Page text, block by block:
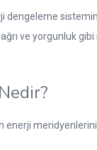
dengeleme
ve yorgunluk
enerji